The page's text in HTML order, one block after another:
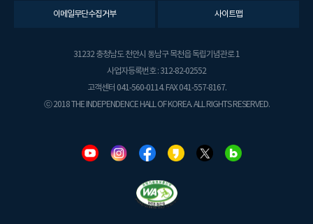
이메일무단수집거부 사이트맵
31232 충청남도 천안시 동남구 목천읍 독립기념관로 1
사업자등록번호 : 312-82-02552
고객센터 041-560-0114. FAX 041-557-8167.
ⓒ 2018 THE INDEPENDENCE HALL OF KOREA. ALL RIGHTS RESERVED.